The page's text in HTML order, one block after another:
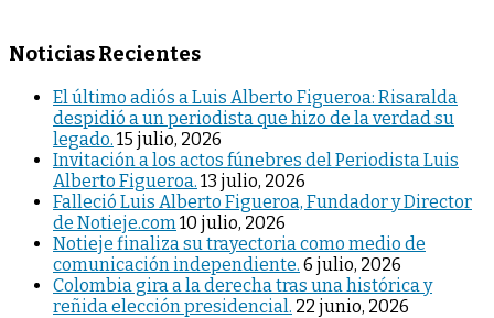
Noticias Recientes
El último adiós a Luis Alberto Figueroa: Risaralda
despidió a un periodista que hizo de la verdad su
legado. 15 julio, 2026
Invitación a los actos fúnebres del Periodista Luis
Alberto Figueroa. 13 julio, 2026
Falleció Luis Alberto Figueroa, Fundador y Director
de Notieje.com 10 julio, 2026
Notieje finaliza su trayectoria como medio de
comunicación independiente. 6 julio, 2026
Colombia gira a la derecha tras una histórica y
reñida elección presidencial. 22 junio, 2026